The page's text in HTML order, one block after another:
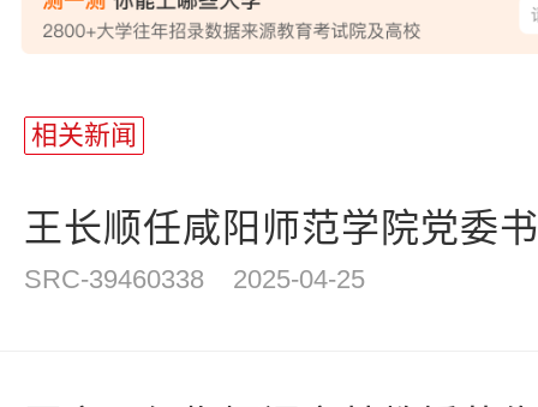
相关新闻
王长顺任咸阳师范学院党委
SRC-39460338 2025-04-25